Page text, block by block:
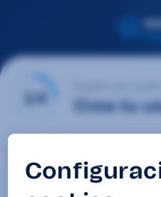
1/4 Crea tu